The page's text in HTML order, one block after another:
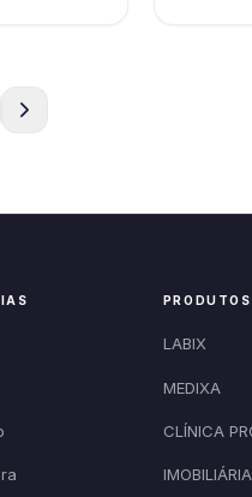
PRODUTOS
LABIX
MEDIXA
CLÍNICA